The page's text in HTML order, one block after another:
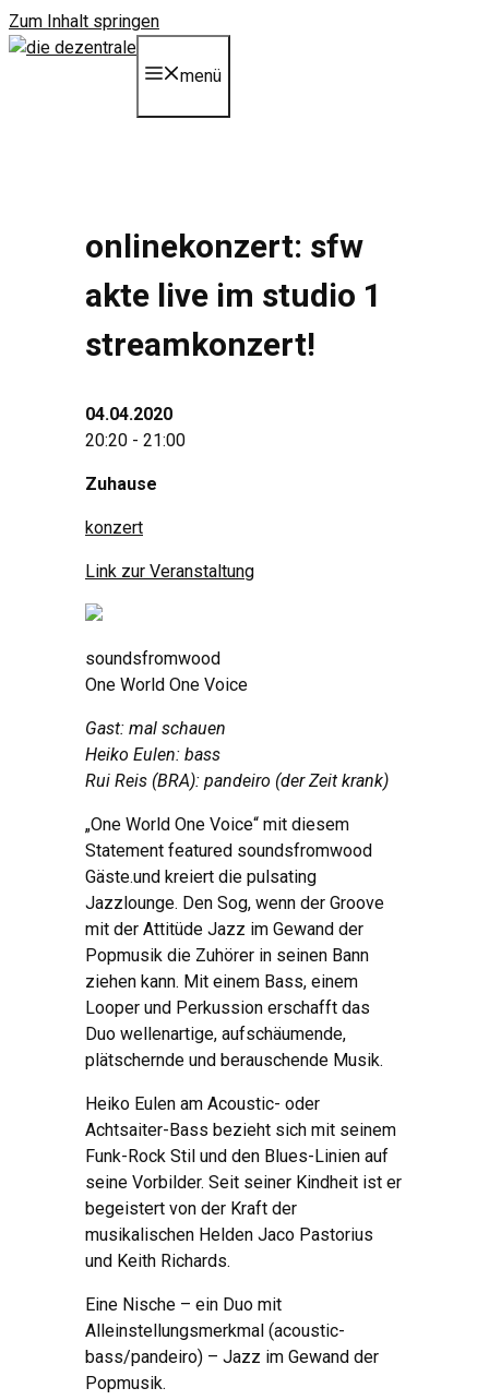
Zum Inhalt springen
menü
onlinekonzert: sfw
akte live im studio 1
streamkonzert!
04.04.2020
20:20 - 21:00
Zuhause
konzert
Link zur Veranstaltung
soundsfromwood
One World One Voice
Gast: mal schauen
Heiko Eulen: bass
Rui Reis (BRA): pandeiro (der Zeit krank)
„One World One Voice“ mit diesem
Statement featured soundsfromwood
Gäste.und kreiert die pulsating
Jazzlounge. Den Sog, wenn der Groove
mit der Attitüde Jazz im Gewand der
Popmusik die Zuhörer in seinen Bann
ziehen kann. Mit einem Bass, einem
Looper und Perkussion erschafft das
Duo wellenartige, aufschäumende,
plätschernde und berauschende Musik.
Heiko Eulen am Acoustic- oder
Achtsaiter-Bass bezieht sich mit seinem
Funk-Rock Stil und den Blues-Linien auf
seine Vorbilder. Seit seiner Kindheit ist er
begeistert von der Kraft der
musikalischen Helden Jaco Pastorius
und Keith Richards.
Eine Nische – ein Duo mit
Alleinstellungsmerkmal (acoustic-
bass/pandeiro) – Jazz im Gewand der
Popmusik.